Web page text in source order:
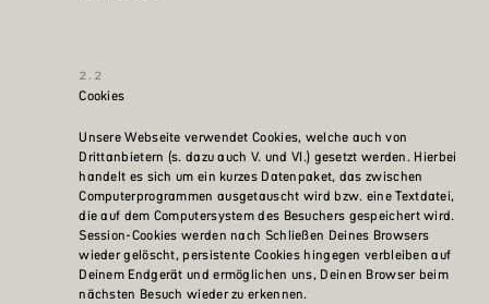
Cookies
Unsere Webseite verwendet Cookies, welche auch von
Drittanbietern (s. dazu auch V. und VI.) gesetzt werden. Hierbei
handelt es sich um ein kurzes Datenpaket, das zwischen
Computerprogrammen ausgetauscht wird bzw. eine Textdatei,
die auf dem Computersystem des Besuchers gespeichert wird.
Session-Cookies werden nach Schließen Deines Browsers
wieder gelöscht, persistente Cookies hingegen verbleiben auf
Deinem Endgerät und ermöglichen uns, Deinen Browser beim
nächsten Besuch wieder zu erkennen.